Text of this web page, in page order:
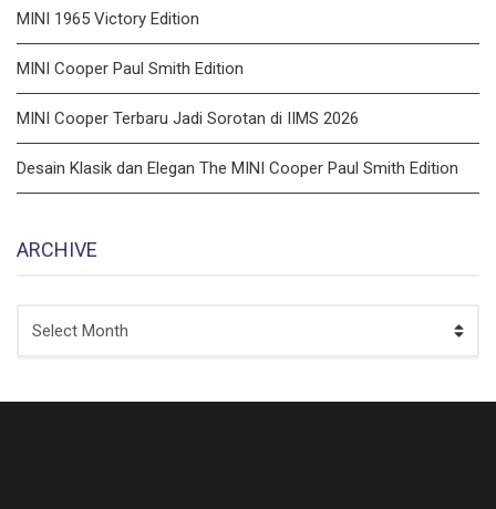
MINI 1965 Victory Edition
MINI Cooper Paul Smith Edition
MINI Cooper Terbaru Jadi Sorotan di IIMS 2026
Desain Klasik dan Elegan The MINI Cooper Paul Smith Edition
ARCHIVE